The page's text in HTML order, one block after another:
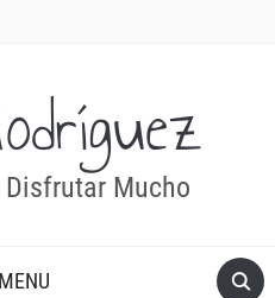
Mucho
MENU